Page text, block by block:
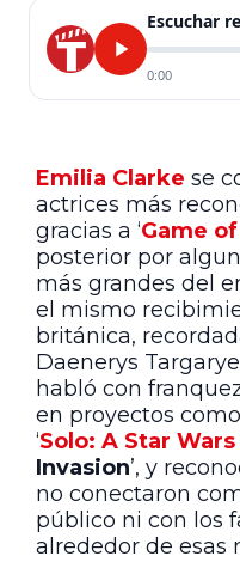
Escuchar
0:00
Emilia Clarke se
actrices más
gracias a ‘Game
posterior por
más grandes del
el mismo
británica,
Daenerys
habló con
en proyectos como
‘Solo: A Star
Invasion’, y
no conectaron
público ni con los
alrededor de esas